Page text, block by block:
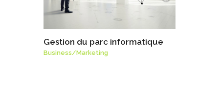
Gestion du parc informatique
Business/Marketing